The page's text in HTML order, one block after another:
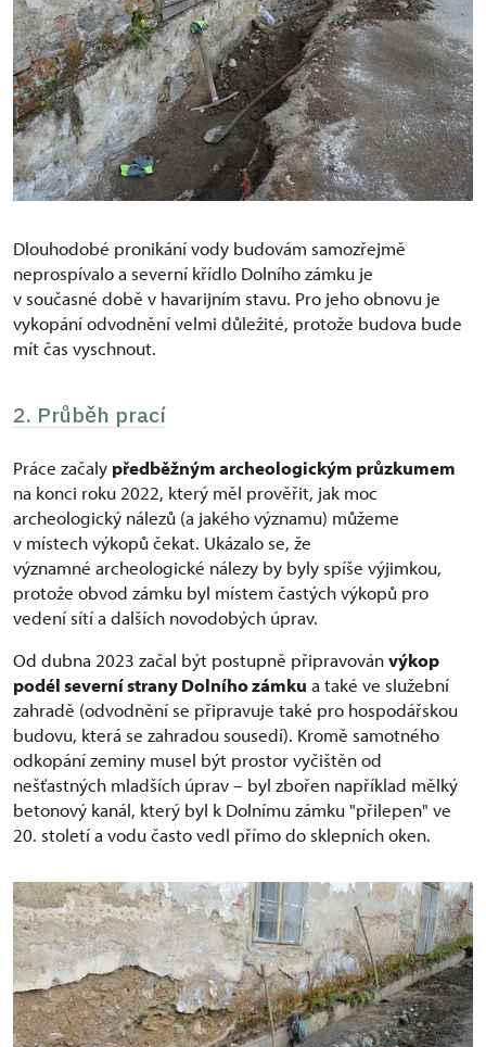
Dlouhodobé pronikání vody budovám samozřejmě
neprospívalo a severní křídlo Dolního zámku je
v současné době v havarijním stavu. Pro jeho obnovu je
vykopání odvodnění velmi důležité, protože budova bude
mít čas vyschnout.
2. Průběh prací
Práce začaly předběžným archeologickým průzkumem
na konci roku 2022, který měl prověřit, jak moc
archeologický nálezů (a jakého významu) můžeme
v místech výkopů čekat. Ukázalo se, že
významné archeologické nálezy by byly spíše výjimkou,
protože obvod zámku byl místem častých výkopů pro
vedení sítí a dalších novodobých úprav.
Od dubna 2023 začal být postupně připravovánvýkop
podél severní strany Dolního zámku a také ve služební
zahradě (odvodnění se připravuje také pro hospodářskou
budovu, která se zahradou sousedí). Kromě samotného
odkopání zeminy musel být prostor vyčištěn od
nešťastných mladších úprav – byl zbořen například mělký
betonový kanál, který byl k Dolnímu zámku "přilepen" ve
20. století a vodu často vedl přímo do sklepních oken.